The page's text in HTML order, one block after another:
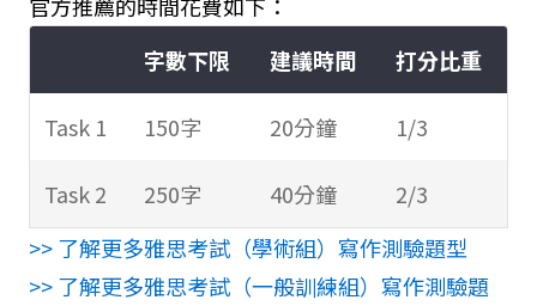
方式
字數下限
建議時間 打分比重
Task 1 150字 20分鐘 1/3
Task 2 250字 40分鐘
2/3
>> 了解更多雅思考試（學術組）寫作測驗題型
>> 了解更多雅思考試（一般訓練組）寫作測驗題